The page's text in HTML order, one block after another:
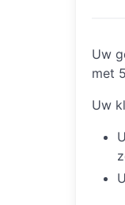
Uw
met
Uw